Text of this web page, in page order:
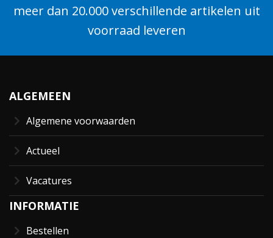
meer dan 20.000 verschillende artikelen uit
voorraad leveren
ALGEMEEN
Algemene voorwaarden
Actueel
Vacatures
INFORMATIE
Bestellen